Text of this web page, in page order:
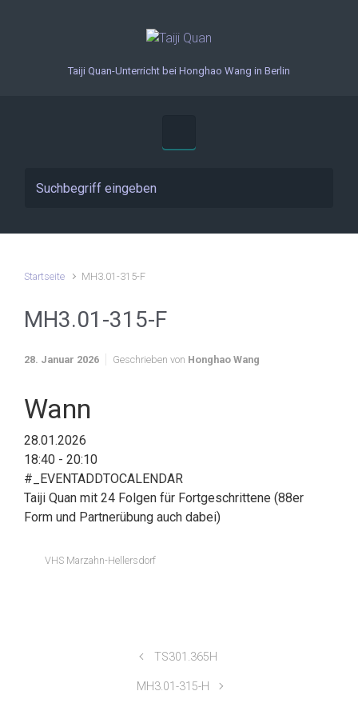
Taiji Quan-Unterricht bei Honghao Wang in Berlin
Startseite MH3.01-315-F
MH3.01-315-F
28. Januar 2026 Geschrieben von Honghao Wang
Wann
28.01.2026
18:40 - 20:10
#_EVENTADDTOCALENDAR
Taiji Quan mit 24 Folgen für Fortgeschrittene (88er
Form und Partnerübung auch dabei)
VHS Marzahn-Hellersdorf
TS301.365H
MH3.01-315-H